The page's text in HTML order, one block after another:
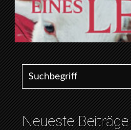
Search for:
Neueste Beiträge